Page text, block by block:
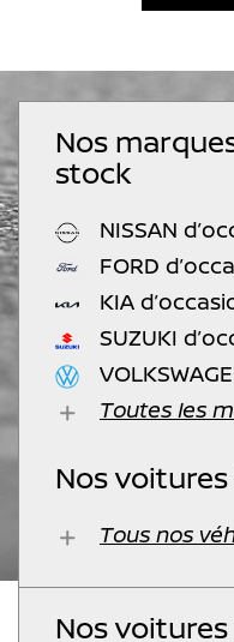
Nos
stock
NISSAN
FORD
KIA
SUZUKI
Toutes les
Nos
Tous nos
Nos